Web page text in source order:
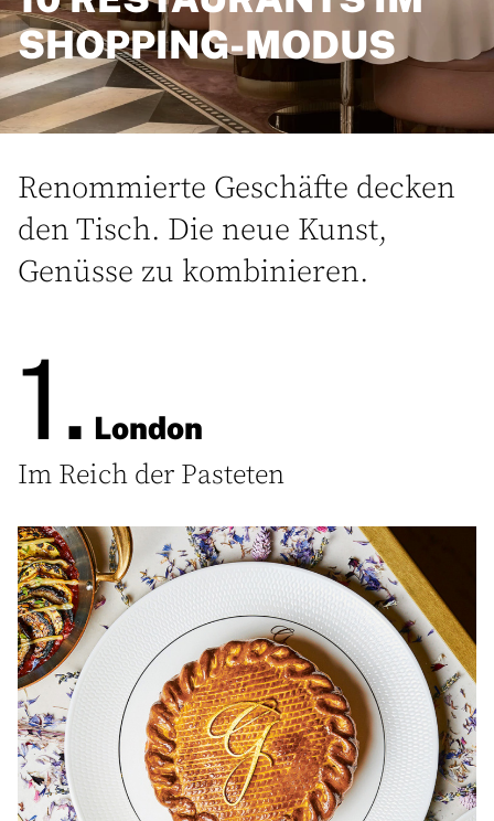
SHOPPING-MODUS
Renommierte Geschäfte decken
den Tisch. Die neue Kunst,
Genüsse zu kombinieren.
1. London
Im Reich der Pasteten